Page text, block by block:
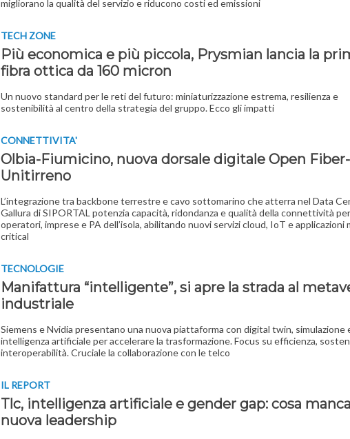
migliorano la qualità del servizio e riducono costi ed emissioni
TECH ZONE
Più economica e più piccola, Prysmian lancia la
fibra ottica da 160 micron
Un nuovo standard per le reti del futuro: miniaturizzazione estrema, resilienza e
sostenibilità al centro della strategia del gruppo. Ecco gli impatti
CONNETTIVITA'
Olbia-Fiumicino, nuova dorsale digitale Open Fiber-
Unitirreno
L’integrazione tra backbone terrestre e cavo sottomarino che atterra nel Data
Gallura di SIPORTAL potenzia capacità, ridondanza e qualità della connettività per
operatori, imprese e PA dell’isola, abilitando nuovi servizi cloud, IoT e applicazioni
critical
TECNOLOGIE
Manifattura “intelligente”, si apre la strada al
industriale
Siemens e Nvidia presentano una nuova piattaforma con digital twin, simulazione
intelligenza artificiale per accelerare la trasformazione. Focus su efficienza,
interoperabilità. Cruciale la collaborazione con le telco
IL REPORT
Tlc, intelligenza artificiale e gender gap: cosa
nuova leadership